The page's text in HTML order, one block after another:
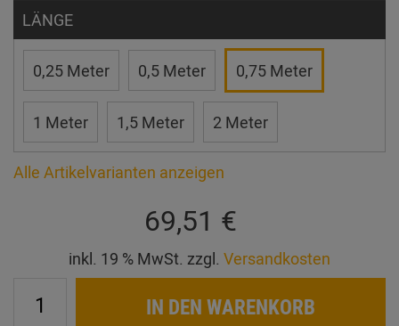
LÄNGE
0,25 Meter 0,5 Meter 0,75 Meter
1 Meter 1,5 Meter 2 Meter
Alle Artikelvarianten anzeigen
69,51 €
inkl. 19 % MwSt. zzgl. Versandkosten
IN DEN WARENKORB